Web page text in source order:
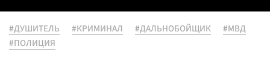
#ДУШИТЕЛЬ #КРИМИНАЛ #ДАЛЬНОБОЙЩИК
#МВД
#ПОЛИЦИЯ